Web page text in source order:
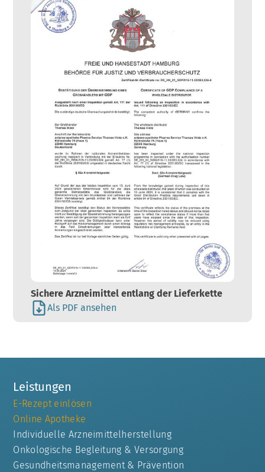
Sichere Arzneimittel entlang der Lieferkette
Als PDF ansehen
Leistungen
E-Rezept einlösen
Online Apotheke
Individuelle Arzneimittelherstellung
Onkologische Begleitung & Versorgung
Gesundheitsmanagement & Prävention